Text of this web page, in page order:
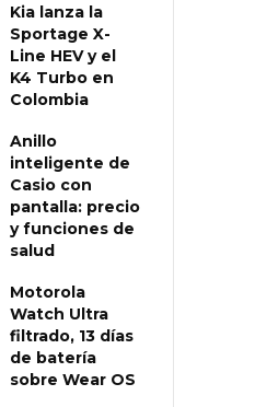
Kia lanza la
Sportage X-
Line HEV y el
K4 Turbo en
Colombia
Anillo
inteligente de
Casio con
pantalla: precio
y funciones de
salud
Motorola
Watch Ultra
filtrado, 13 días
de batería
sobre Wear OS